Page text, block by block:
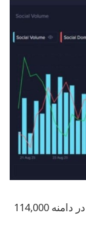
فشار ممکن است در روزهای آینده افزایش یابد اگر ارز دیجیتال سعی کند مانع ایجاد شده در دامنه 114,000